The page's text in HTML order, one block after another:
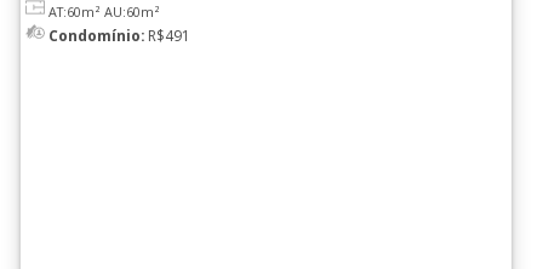
AT:60m² AU:60m²
Condomínio: R$491